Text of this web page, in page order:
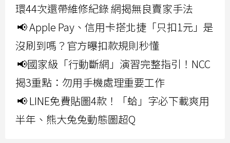
環44次還帶維修紀錄 網揭無良賣家手法
📢 Apple Pay、信用卡搭北捷「只扣1元」是
沒刷到嗎？官方曝扣款規則秒懂
📢國家級「行動斷網」演習完整指引！NCC
揭3重點：勿用手機處理重要工作
📢 LINE免費貼圖4款！「蛤」字必下載爽用
半年、熊大兔兔動態圖超Q